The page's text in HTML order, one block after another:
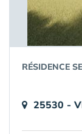
RÉSIDENCE
25530 -